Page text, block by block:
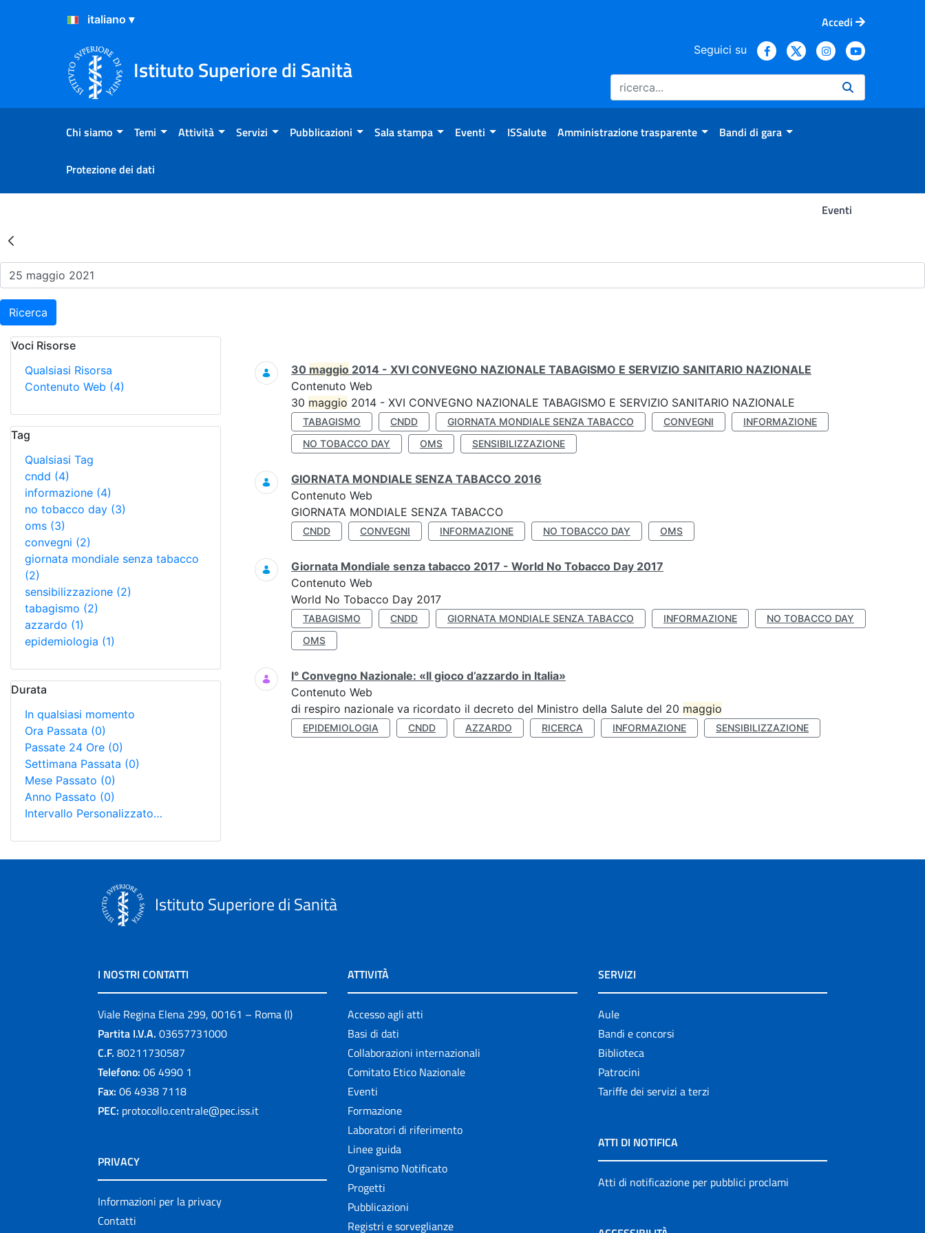
Salta al Contenuto
Salta al Footer
Accedi
Istituto Superiore di Sanità
Seguici su
Chi siamo Temi Attività Servizi Pubblicazioni Sala stampa Eventi ISSalute Amministrazione trasparente Bandi di gara
Protezione dei dati
Eventi
Risultati della Ricerca - Eventi
Ricerca
Voci Risorse
Qualsiasi Risorsa
Contenuto Web (4)
Tag
Qualsiasi Tag
cndd (4)
informazione (4)
no tobacco day (3)
oms (3)
convegni (2)
giornata mondiale senza tabacco
(2)
sensibilizzazione (2)
tabagismo (2)
azzardo (1)
epidemiologia (1)
Durata
In qualsiasi momento
Ora Passata (0)
Passate 24 Ore (0)
Settimana Passata (0)
Mese Passato (0)
Anno Passato (0)
Intervallo Personalizzato…
Ricerca
30 maggio 2014 - XVI CONVEGNO NAZIONALE TABAGISMO E SERVIZIO SANITARIO NAZIONALE
Contenuto Web
30 maggio 2014 - XVI CONVEGNO NAZIONALE TABAGISMO E SERVIZIO SANITARIO NAZIONALE
TABAGISMO CNDD GIORNATA MONDIALE SENZA TABACCO CONVEGNI
INFORMAZIONE
NO TOBACCO DAY
OMS SENSIBILIZZAZIONE
GIORNATA MONDIALE SENZA TABACCO 2016
Contenuto Web
GIORNATA MONDIALE SENZA TABACCO
CNDD CONVEGNI INFORMAZIONE NO TOBACCO DAY OMS
Giornata Mondiale senza tabacco 2017 - World No Tobacco Day 2017
Contenuto Web
World No Tobacco Day 2017
TABAGISMO CNDD GIORNATA MONDIALE SENZA TABACCO INFORMAZIONE
NO TOBACCO DAY
OMS
I° Convegno Nazionale: «Il gioco d’azzardo in Italia»
Contenuto Web
di respiro nazionale va ricordato il decreto del Ministro della Salute del 20 maggio
EPIDEMIOLOGIA CNDD AZZARDO RICERCA INFORMAZIONE SENSIBILIZZAZIONE
Istituto Superiore di Sanità
I NOSTRI CONTATTI
Viale Regina Elena 299, 00161 – Roma (I)
Partita I.V.A. 03657731000
C.F. 80211730587
Telefono: 06 4990 1
Fax: 06 4938 7118
PEC: protocollo.centrale@pec.iss.it
PRIVACY
Informazioni per la privacy
Contatti
ATTIVITÀ
Accesso agli atti
Basi di dati
Collaborazioni internazionali
Comitato Etico Nazionale
Eventi
Formazione
Laboratori di riferimento
Linee guida
Organismo Notificato
Progetti
Pubblicazioni
Registri e sorveglianze
SERVIZI
Aule
Bandi e concorsi
Biblioteca
Patrocini
Tariffe dei servizi a terzi
ATTI DI NOTIFICA
Atti di notificazione per pubblici proclami